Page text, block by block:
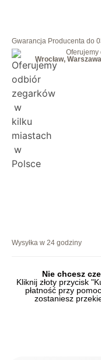
Gwarancja Producenta do
Oferujemy
Wrocław,
Wysyłka w 24 godziny
Nie chcesz
Kliknij złoty przycisk
płatność przy
zostaniesz